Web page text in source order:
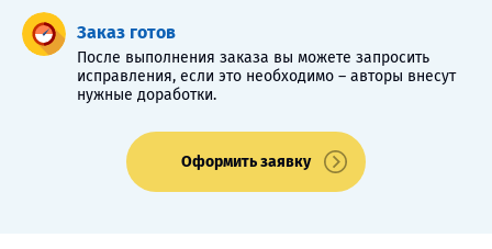
Заказ готов
После выполнения заказа вы можете запросить
исправления, если это необходимо – авторы внесут
нужные доработки.
Оформить заявку